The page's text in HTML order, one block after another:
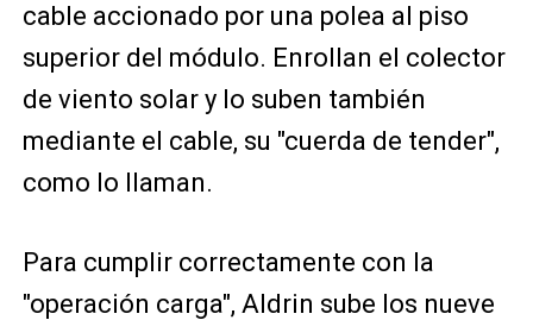
cable accionado por una polea al piso
superior del módulo. Enrollan el colector
de viento solar y lo suben también
mediante el cable, su "cuerda de tender",
como lo llaman.
Para cumplir correctamente con la
"operación carga", Aldrin sube los nueve